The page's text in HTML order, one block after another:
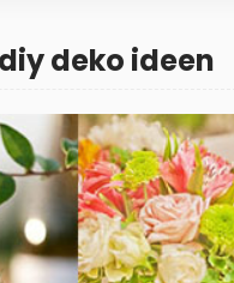
deko ideen